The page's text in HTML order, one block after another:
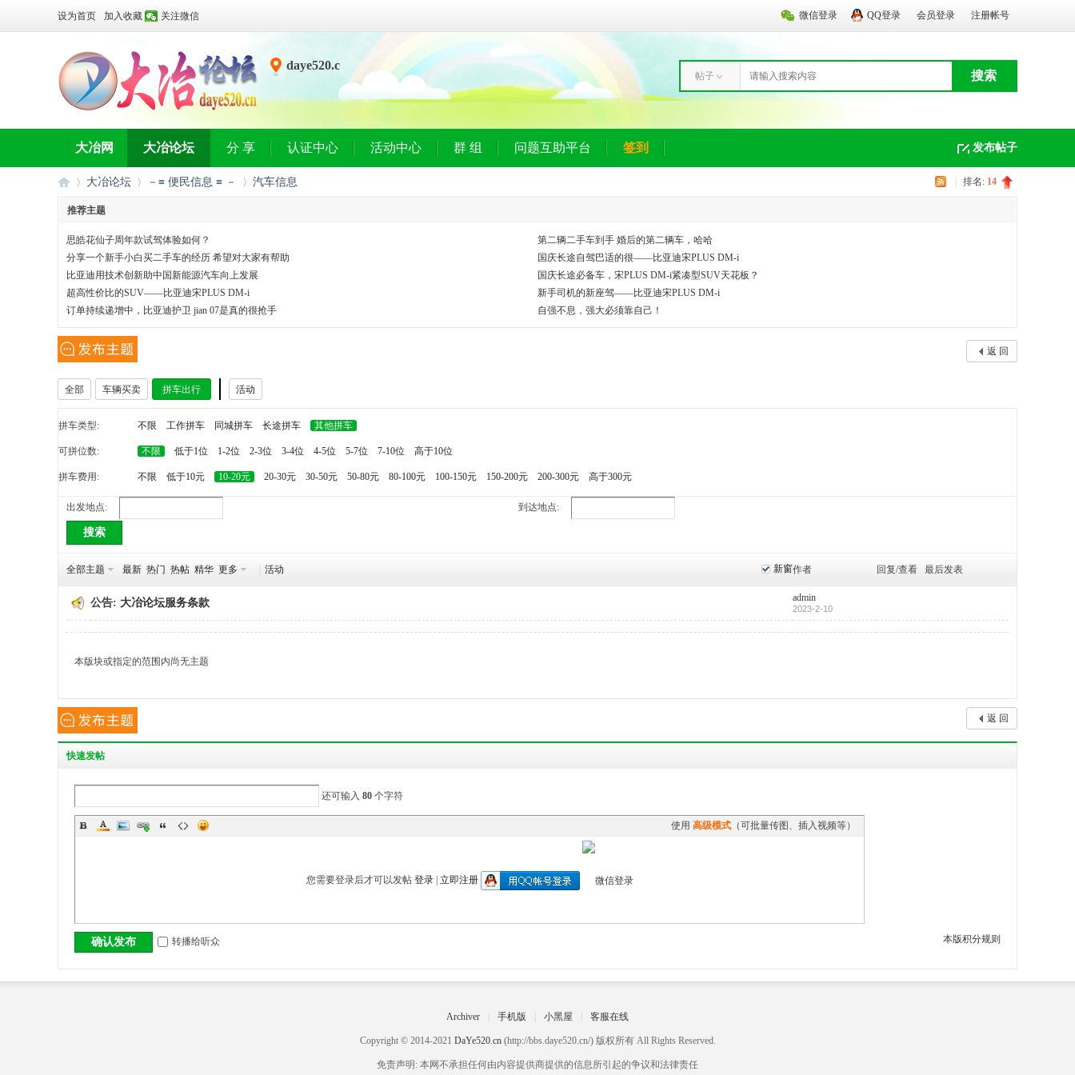
微信登录 QQ登录 会员登录 注册帐号
设为首页 加入收藏 关注微信
daye520.c
帖子 搜索
发布帖子
大冶网 大冶论坛 分 享 认证中心 活动中心 群 组 问题互助平台 签到
冶
网
丨
»
大冶论坛 －≡ 便民信息 ≡ －
›
汽车信息 排名: 14
推荐主题
思皓花仙子周年款试驾体验如何？
第二辆二手车到手 婚后的第二辆车，哈哈
分享一个新手小白买二手车的经历 希望对大家有帮助
国庆长途自驾巴适的很——比亚迪宋PLUS DM-i
比亚迪用技术创新助中国新能源汽车向上发展
国庆长途必备车，宋PLUS DM-i紧凑型SUV天花板？
超高性价比的SUV——比亚迪宋PLUS DM-i
新手司机的新座驾——比亚迪宋PLUS DM-i
订单持续递增中，比亚迪护卫 jian 07是真的很抢手
自强不息，强大必须靠自己！
返 回
全部 车辆买卖 拼车出行 活动
拼车类型: 不限 工作拼车 同城拼车 长途拼车 其他拼车
可拼位数: 不限 低于1位 1-2位 2-3位 3-4位 4-5位 5-7位 7-10位 高于10位
拼车费用: 不限 低于10元 10-20元 20-30元 30-50元 50-80元 80-100元 100-150元 150-200元 200-300元 高于300元
出发地点: 到达地点:
搜索
新窗
全部主题 最新 热门 热帖 精华 更多 活动 作者 回复/查看 最后发表
公告: 大冶论坛服务条款 admin
2023-2-10
本版块或指定的范围内尚无主题
返 回
快速发帖
还可输入 80 个字符
使用 高级模式 （可批量传图、插入视频等）
您需要登录后才可以发帖 登录| 立即注册
本版积分规则
确认发布 转播给听众
Archiver 手机版 小黑屋 客服在线
Copyright © 2014-2021 DaYe520.cn(http://bbs.daye520.cn/) 版权所有 All Rights Reserved.
免责声明: 本网不承担任何由内容提供商提供的信息所引起的争议和法律责任